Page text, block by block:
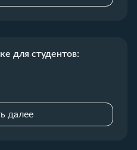
для студентов:
далее